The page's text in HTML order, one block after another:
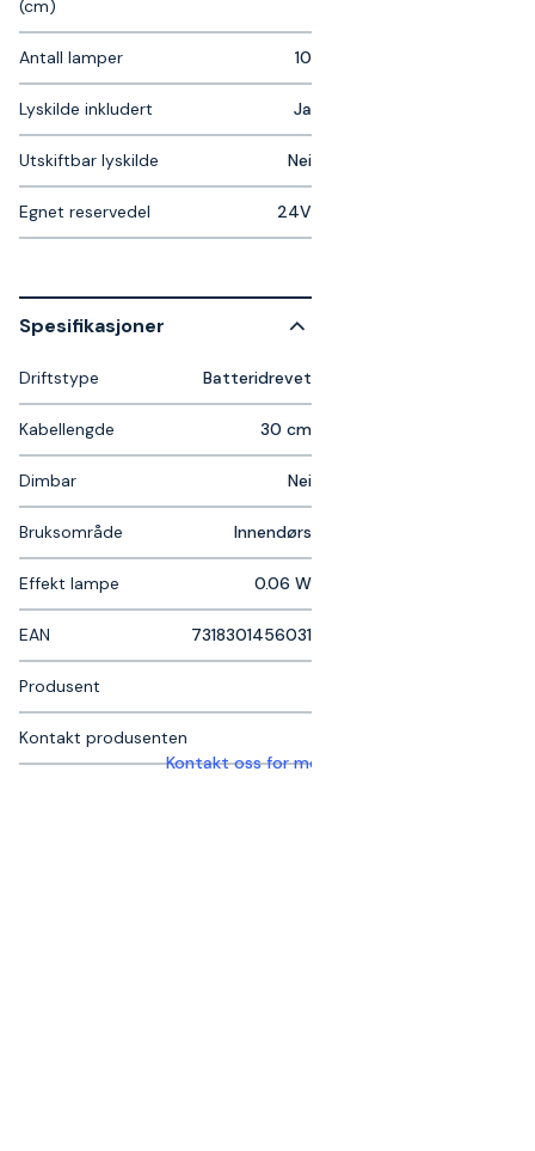
(cm)
Antall lamper 10
Lyskilde inkludert Ja
Utskiftbar lyskilde Nei
Egnet reservedel 24V
Spesifikasjoner
Driftstype Batteridrevet
Kabellengde 30 cm
Dimbar Nei
Bruksområde Innendørs
Effekt lampe 0.06 W
EAN 7318301456031
Produsent
Kontakt produsenten
Kontakt oss for mer informasjon